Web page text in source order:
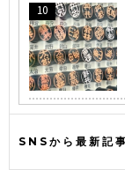
SNSから最新記